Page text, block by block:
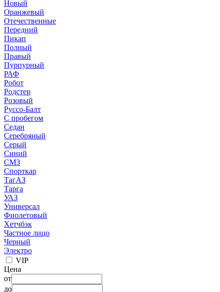
Новый
Оранжевый
Отечественные
Передний
Пикап
Полный
Правый
Пурпурный
РАФ
Робот
Родстер
Розовый
Руссо-Балт
С пробегом
Седан
Серебряный
Серый
Синий
СМЗ
Спорткар
ТагАЗ
Тарга
УАЗ
Универсал
Фиолетовый
Хетчбэк
Частное лицо
Черный
Электро
VIP
Цена
от
до